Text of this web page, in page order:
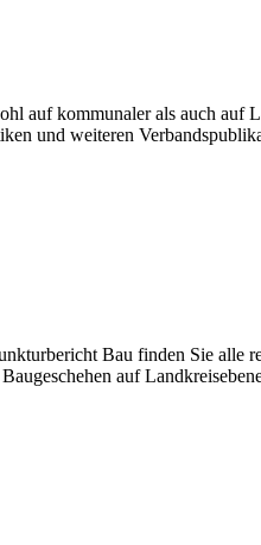
auf kommunaler als auch auf
und weiteren
Bau finden Sie alle
auf